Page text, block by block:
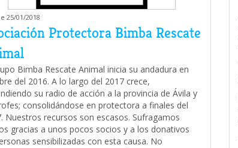
25/01/2018
Protectora Bimba Rescate
Bimba Rescate Animal inicia su andadura en
del 2016. A lo largo del 2017 crece,
su radio de acción a la provincia de Ávila y
consolidándose en protectora a finales del
Nuestros recursos son escasos. Sufragamos
gracias a unos pocos socios y a los donativos
sensibilizadas con esta causa. No